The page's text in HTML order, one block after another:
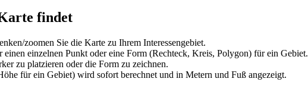
findet
zoomen Sie die Karte zu Ihrem Interessengebiet.
einzelnen Punkt oder eine Form (Rechteck, Kreis, Polygon) für ein Gebiet.
zu platzieren oder die Form zu zeichnen.
für ein Gebiet) wird sofort berechnet und in Metern und Fuß angezeigt.